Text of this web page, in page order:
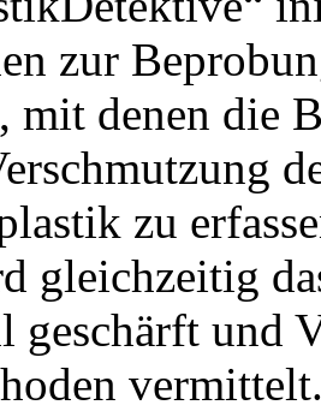
zur
mit denen die
zu
gleichzeitig
geschärft und